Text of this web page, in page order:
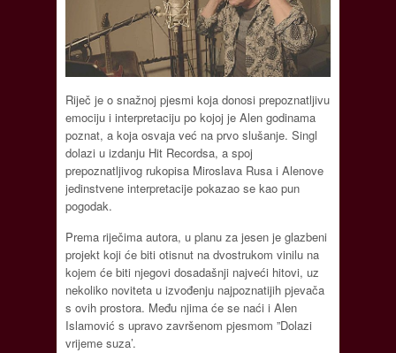
Riječ je o snažnoj pjesmi koja donosi prepoznatljivu
emociju i interpretaciju po kojoj je Alen godinama
poznat, a koja osvaja već na prvo slušanje. Singl
dolazi u izdanju Hit Recordsa, a spoj
prepoznatljivog rukopisa Miroslava Rusa i Alenove
jedinstvene interpretacije pokazao se kao pun
pogodak.
Prema riječima autora, u planu za jesen je glazbeni
projekt koji će biti otisnut na dvostrukom vinilu na
kojem će biti njegovi dosadašnji najveći hitovi, uz
nekoliko noviteta u izvođenju najpoznatijih pjevača
s ovih prostora. Među njima će se naći i Alen
Islamović s upravo završenom pjesmom ”Dolazi
vrijeme suza’.